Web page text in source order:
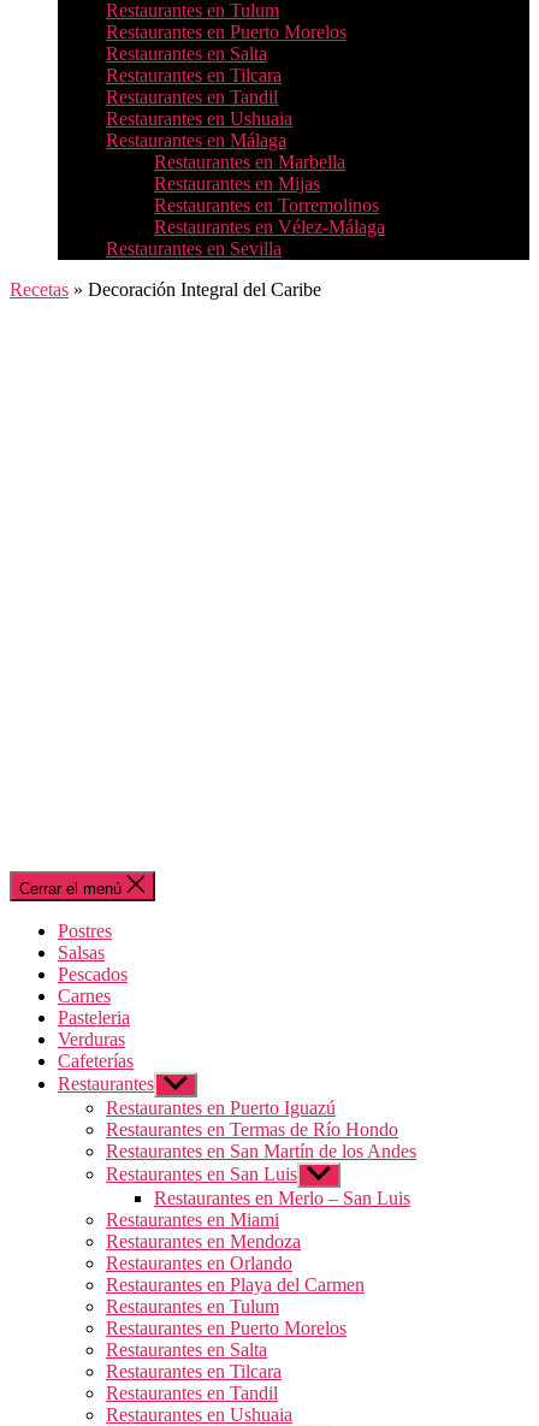
Restaurantes en Tulum
Restaurantes en Puerto Morelos
Restaurantes en Salta
Restaurantes en Tilcara
Restaurantes en Tandil
Restaurantes en Ushuaia
Restaurantes en Málaga
Restaurantes en Marbella
Restaurantes en Mijas
Restaurantes en Torremolinos
Restaurantes en Vélez-Málaga
Restaurantes en Sevilla
Recetas » Decoración Integral del Caribe
Cerrar el menú
Postres
Salsas
Pescados
Carnes
Pasteleria
Verduras
Cafeterías
Restaurantes Mostrar
el
submenú
Restaurantes en Puerto Iguazú
Restaurantes en Termas de Río Hondo
Restaurantes en San Martín de los Andes
Restaurantes en San Luis Mostrar
el
submenú
Restaurantes en Merlo – San Luis
Restaurantes en Miami
Restaurantes en Mendoza
Restaurantes en Orlando
Restaurantes en Playa del Carmen
Restaurantes en Tulum
Restaurantes en Puerto Morelos
Restaurantes en Salta
Restaurantes en Tilcara
Restaurantes en Tandil
Restaurantes en Ushuaia